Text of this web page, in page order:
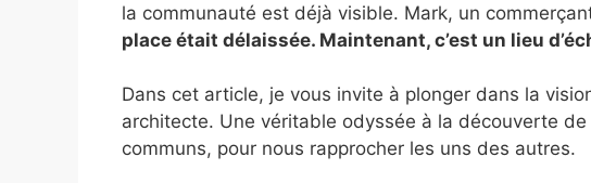
la communauté est déjà visible. Mark, un
place était délaissée. Maintenant, c’est un lieu
Dans cet article, je vous invite à plonger dans la
architecte. Une véritable odyssée à la découverte
communs, pour nous rapprocher les uns des autres.